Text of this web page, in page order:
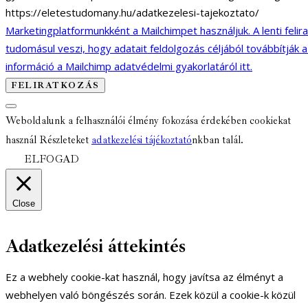
https://eletestudomany.hu/adatkezelesi-tajekoztato/
Marketingplatformunkként a Mailchimpet használjuk. A lenti
tudomásul veszi, hogy adatait feldolgozás céljából továbbítják
információ a Mailchimp adatvédelmi gyakorlatáról itt.
Weboldalunk a felhasználói élmény fokozása érdekében cookiekat
használ Részleteket adatkezelési tájékoztatónkban talál.
ELFOGAD
Close
Adatkezelési áttekintés
Ez a webhely cookie-kat használ, hogy javítsa az élményt a
webhelyen való böngészés során. Ezek közül a cookie-k közül